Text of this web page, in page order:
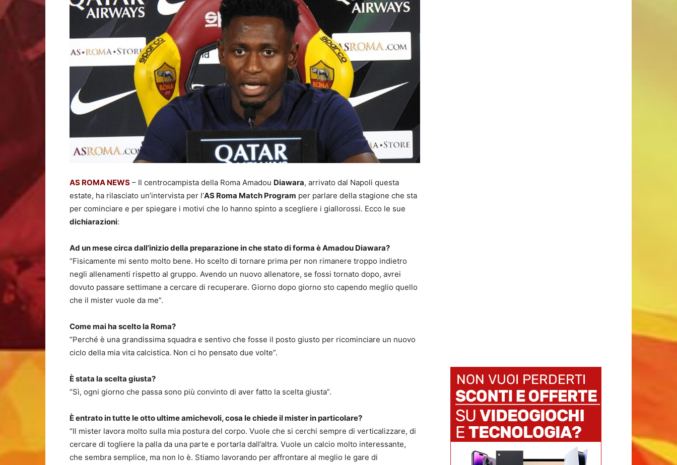
AS ROMA NEWS – Il centrocampista della Roma Amadou Diawara, arrivato dal Napoli questa
estate, ha rilasciato un’intervista per l’AS Roma Match Program per parlare della stagione che sta
per cominciare e per spiegare i motivi che lo hanno spinto a scegliere i giallorossi. Ecco le sue
dichiarazioni:
Ad un mese circa dall’inizio della preparazione in che stato di forma è Amadou Diawara?
“Fisicamente mi sento molto bene. Ho scelto di tornare prima per non rimanere troppo indietro
negli allenamenti rispetto al gruppo. Avendo un nuovo allenatore, se fossi tornato dopo, avrei
dovuto passare settimane a cercare di recuperare. Giorno dopo giorno sto capendo meglio quello
che il mister vuole da me”.
Come mai ha scelto la Roma?
“Perché è una grandissima squadra e sentivo che fosse il posto giusto per ricominciare un nuovo
ciclo della mia vita calcistica. Non ci ho pensato due volte”.
È stata la scelta giusta?
“Sì, ogni giorno che passa sono più convinto di aver fatto la scelta giusta”.
È entrato in tutte le otto ultime amichevoli, cosa le chiede il mister in particolare?
“Il mister lavora molto sulla mia postura del corpo. Vuole che si cerchi sempre di verticalizzare, di
cercare di togliere la palla da una parte e portarla dall’altra. Vuole un calcio molto interessante,
che sembra semplice, ma non lo è. Stiamo lavorando per affrontare al meglio le gare di